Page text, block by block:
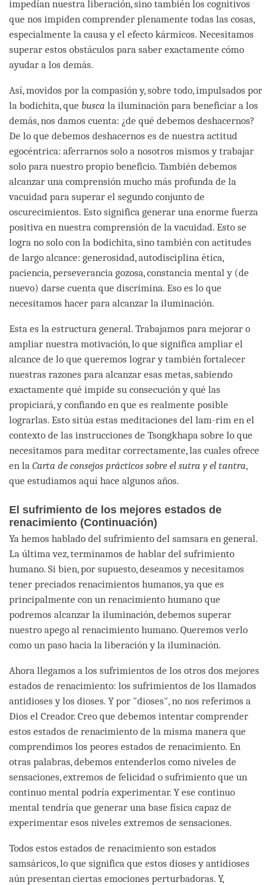
impedían nuestra liberación, sino también los cognitivos
que nos impiden comprender plenamente todas las cosas,
especialmente la causa y el efecto kármicos. Necesitamos
superar estos obstáculos para saber exactamente cómo
ayudar a los demás.
Así, movidos por la compasión y, sobre todo, impulsados por
la bodichita, que busca la iluminación para beneficiar a los
demás, nos damos cuenta: ¿de qué debemos deshacernos?
De lo que debemos deshacernos es de nuestra actitud
egocéntrica: aferrarnos solo a nosotros mismos y trabajar
solo para nuestro propio beneficio. También debemos
alcanzar una comprensión mucho más profunda de la
vacuidad para superar el segundo conjunto de
oscurecimientos. Esto significa generar una enorme fuerza
positiva en nuestra comprensión de la vacuidad. Esto se
logra no solo con la bodichita, sino también con actitudes
de largo alcance: generosidad, autodisciplina ética,
paciencia, perseverancia gozosa, constancia mental y (de
nuevo) darse cuenta que discrimina. Eso es lo que
necesitamos hacer para alcanzar la iluminación.
Esta es la estructura general. Trabajamos para mejorar o
ampliar nuestra motivación, lo que significa ampliar el
alcance de lo que queremos lograr y también fortalecer
nuestras razones para alcanzar esas metas, sabiendo
exactamente qué impide su consecución y qué las
propiciará, y confiando en que es realmente posible
lograrlas. Esto sitúa estas meditaciones del lam-rim en el
contexto de las instrucciones de Tsongkhapa sobre lo que
necesitamos para meditar correctamente, las cuales ofrece
en la Carta de consejos prácticos sobre el sutra y el tantra,
que estudiamos aquí hace algunos años.
El sufrimiento de los mejores estados de
renacimiento (Continuación)
Ya hemos hablado del sufrimiento del samsara en general.
La última vez, terminamos de hablar del sufrimiento
humano. Si bien, por supuesto, deseamos y necesitamos
tener preciados renacimientos humanos, ya que es
principalmente con un renacimiento humano que
podremos alcanzar la iluminación, debemos superar
nuestro apego al renacimiento humano. Queremos verlo
como un paso hacia la liberación y la iluminación.
Ahora llegamos a los sufrimientos de los otros dos mejores
estados de renacimiento: los sufrimientos de los llamados
antidioses y los dioses. Y por "dioses", no nos referimos a
Dios el Creador. Creo que debemos intentar comprender
estos estados de renacimiento de la misma manera que
comprendimos los peores estados de renacimiento. En
otras palabras, debemos entenderlos como niveles de
sensaciones, extremos de felicidad o sufrimiento que un
continuo mental podría experimentar. Y ese continuo
mental tendría que generar una base física capaz de
experimentar esos niveles extremos de sensaciones.
Todos estos estados de renacimiento son estados
samsáricos, lo que significa que estos dioses y antidioses
aún presentan ciertas emociones perturbadoras. Y,